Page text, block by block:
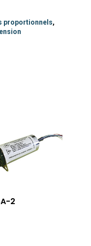
proportionnels,
2